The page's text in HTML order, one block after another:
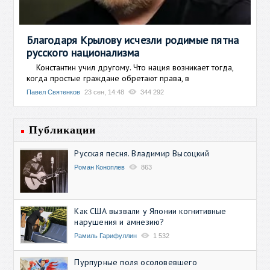
Благодаря Крылову исчезли родимые пятна
русского национализма
Константин учил другому. Что нация возникает тогда,
когда простые граждане обретают права, в
Павел Святенков 23 сен, 14:48 344 292
Публикации
Русская песня. Владимир Высоцкий
Роман Коноплев 863
Как США вызвали у Японии когнитивные
нарушения и амнезию?
Рамиль Гарифуллин 1 532
Пурпурные поля осоловевшего